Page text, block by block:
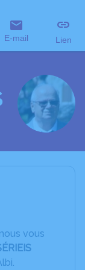
E-mail Lien
vous